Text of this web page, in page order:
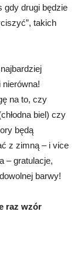
gdy drugi będzie
takich
nierówna!
na to, czy
biel) czy
będą
z zimną – i vice
– gratulacje,
barwy!
raz wzór